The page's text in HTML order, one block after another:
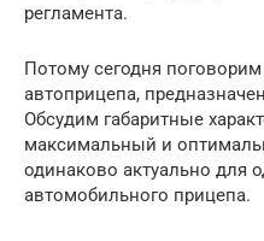
регламента.
Потому сегодня
автоприцепа,
Обсудим габаритные
максимальный и
одинаково актуально для
автомобильного прицепа.